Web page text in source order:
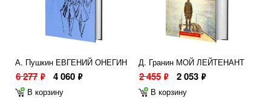
А. Пушкин ЕВГЕНИЙ ОНЕГИН
6 277 ф 4 060 ф
В корзину
Д. Гранин МОЙ ЛЕЙТЕНАНТ
2 455 ф 2 053 ф
В корзину